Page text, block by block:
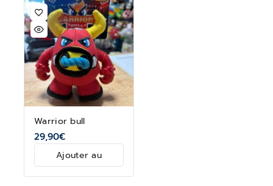
Warrior bull
29,90€
Ajouter au